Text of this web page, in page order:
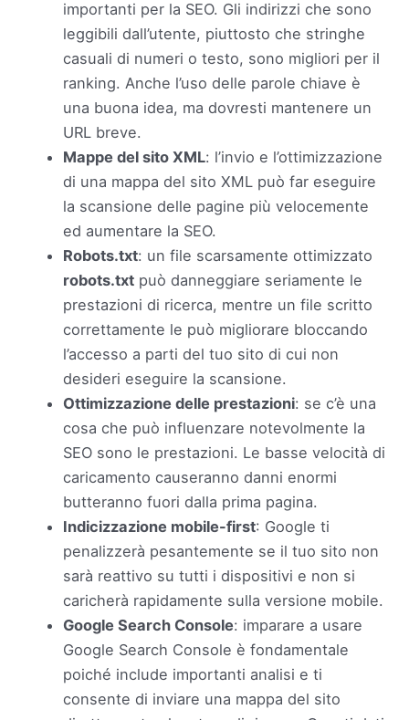
importanti per la SEO. Gli indirizzi che sono
leggibili dall’utente, piuttosto che stringhe
casuali di numeri o testo, sono migliori per il
ranking. Anche l’uso delle parole chiave è
una buona idea, ma dovresti mantenere un
URL breve.
Mappe del sito XML: l’invio e l’ottimizzazione
di una mappa del sito XML può far eseguire
la scansione delle pagine più velocemente
ed aumentare la SEO.
Robots.txt: un file scarsamente ottimizzato
robots.txt può danneggiare seriamente le
prestazioni di ricerca, mentre un file scritto
correttamente le può migliorare bloccando
l’accesso a parti del tuo sito di cui non
desideri eseguire la scansione.
Ottimizzazione delle prestazioni: se c’è una
cosa che può influenzare notevolmente la
SEO sono le prestazioni. Le basse velocità di
caricamento causeranno danni enormi
butteranno fuori dalla prima pagina.
Indicizzazione mobile-first: Google ti
penalizzerà pesantemente se il tuo sito non
sarà reattivo su tutti i dispositivi e non si
caricherà rapidamente sulla versione mobile.
Google Search Console: imparare a usare
Google Search Console è fondamentale
poiché include importanti analisi e ti
consente di inviare una mappa del sito